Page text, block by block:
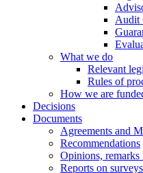
Audit
What we do
Relevant
Rules of
How we are
Decisions
Documents
Agreements and
Recommendations
Opinions,
Reports on surveys